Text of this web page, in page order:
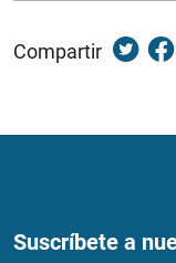
Compartir
Suscríbete a